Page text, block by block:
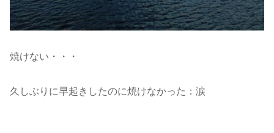
焼けない・・・
久しぶりに早起きしたのに焼けなかった：涙